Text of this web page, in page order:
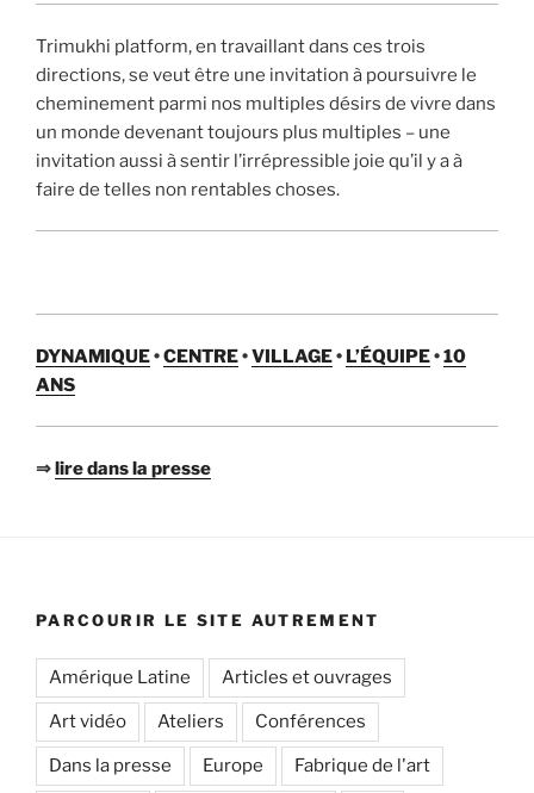
Trimukhi platform,en travaillant dans ces trois
directions, se veut être une invitation à poursuivre le
cheminement parmi nos multiples désirs de vivre dans
un monde devenant toujours plus multiples – une
invitation aussi à sentir l’irrépressible joie qu’il y a à
faire de telles non rentables choses.
DYNAMIQUE•CENTRE•VILLAGE• L’ÉQUIPE•10
ANS
⇒lire dans la presse
PARCOURIR LE SITE AUTREMENT
Amérique Latine Articles et ouvrages
Art vidéo Ateliers Conférences
Dans la presse Europe Fabrique de l'art